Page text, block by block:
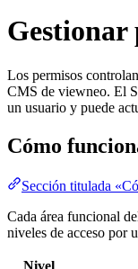
Gestionar
Los permisos
CMS de viewneo. El
un usuario y puede
Cómo
Sección titulada
Cada área funcional
niveles de acceso por
Nivel